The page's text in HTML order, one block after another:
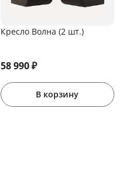
Кресло Волна (2 шт.)
58 990₽
В корзину